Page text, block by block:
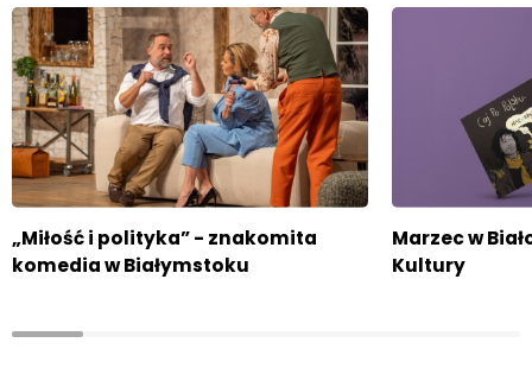
„Miłość i polityka” - znakomita
komedia w Białymstoku
Marzec w
Kultury